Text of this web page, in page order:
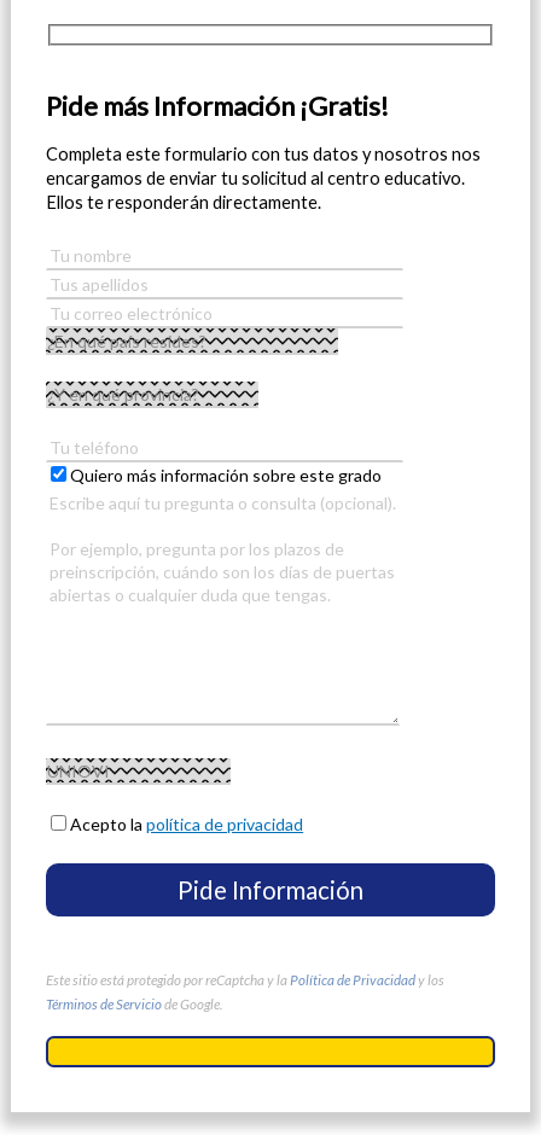
Pide más Información ¡Gratis!
Completa este formulario con tus datos y nosotros nos
encargamos de enviar tu solicitud al centro educativo.
Ellos te responderán directamente.
Quiero más información sobre este grado
Acepto lapolítica de privacidad
Este sitio está protegido por reCaptcha y la Política de Privacidady los
Términos de Serviciode Google.